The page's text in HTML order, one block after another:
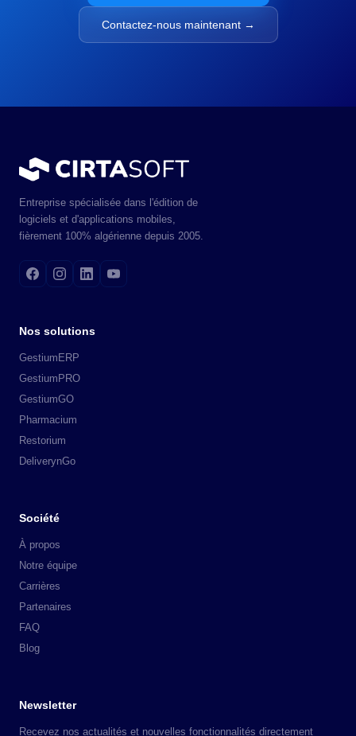
Contactez-nous maintenant →
Entreprise spécialisée dans l'édition de
logiciels et d'applications mobiles,
fièrement 100% algérienne depuis 2005.
Nos solutions
GestiumERP
GestiumPRO
GestiumGO
Pharmacium
Restorium
DeliverynGo
Société
À propos
Notre équipe
Carrières
Partenaires
FAQ
Blog
Newsletter
Recevez nos actualités et nouvelles fonctionnalités directement